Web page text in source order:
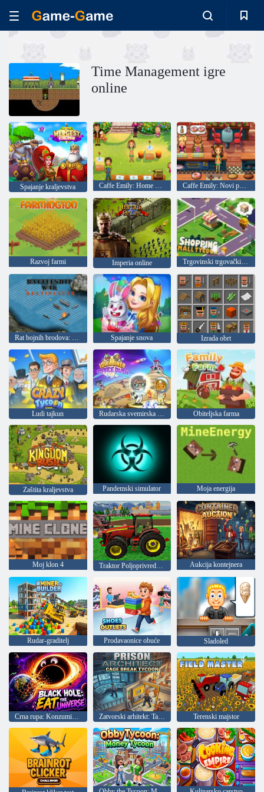
Time Management igre
online
Spajanje kraljevstva Caffe Emily: Home Sweet Home Caffe Emily: Novi početak
Razvoj farmi Imperia online Trgovinski trgovački centar
Rat bojnih brodova: Multiplayer Spajanje snova Izrada obrt
Ludi tajkun Rudarska svemirska utrka Obiteljska farma
Zaštita kraljevstva Pandemski simulator Moja energija
Moj klon 4 Traktor Poljoprivredni strojevi 2018 Aukcija kontejnera
Rudar-graditelj Prodavaonice obuće Sladoled
Crna rupa: Konzumirajte svemir Zatvorski arhitekt: Tajni bijeg iz kaveza Terenski majstor